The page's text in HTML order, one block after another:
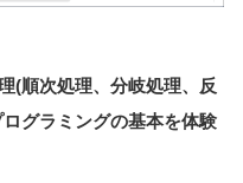
(順次処理、分岐処理、反
グラミングの基本を体験